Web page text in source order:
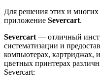
Для решения этих и многих
приложение Severcart.
Severcart — отличный
систематизации и
компьютерах, картриджах,
цветных принтерах
Severcart: